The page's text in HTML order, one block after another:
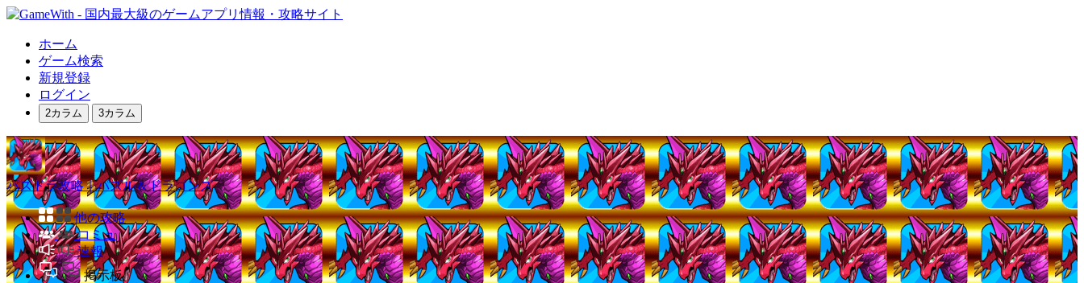
ホーム
ゲーム検索
新規登録
ログイン
2カラム 3カラム
パズドラ攻略｜パズル＆ドラゴンズ
他の攻略
コミュ
速報
掲示板